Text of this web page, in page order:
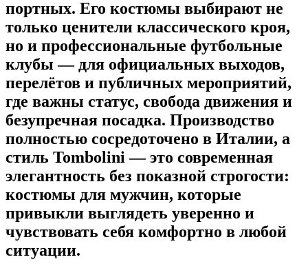
портных. Его костюмы выбирают не
только ценители классического кроя,
но и профессиональные футбольные
клубы — для официальных выходов,
перелётов и публичных мероприятий,
где важны статус, свобода движения и
безупречная посадка. Производство
полностью сосредоточено в Италии, а
стиль Tombolini — это современная
элегантность без показной строгости:
костюмы для мужчин, которые
привыкли выглядеть уверенно и
чувствовать себя комфортно в любой
ситуации.